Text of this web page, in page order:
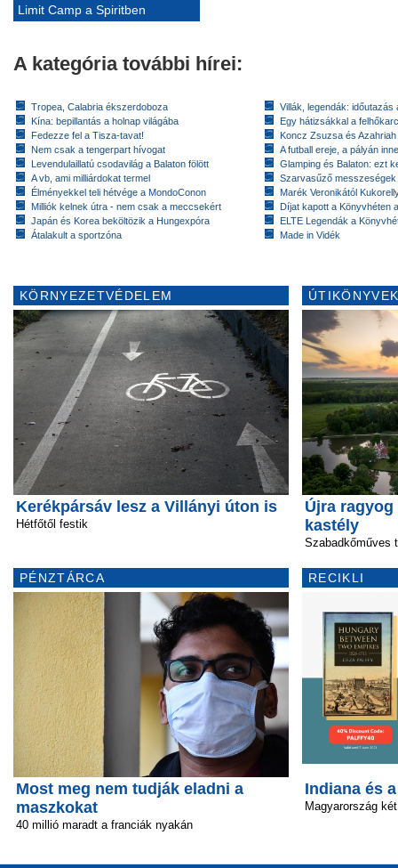
Limit Camp a Spiritben
A kategória további hírei:
Tropea, Calabria ékszerdoboza
Kína: bepillantás a holnap világába
Fedezze fel a Tisza-tavat!
Nem csak a tengerpart hívogat
Levendulaillatú csodavilág a Balaton fölött
A vb, ami milliárdokat termel
Élményekkel teli hétvége a MondoConon
Milliók kelnek útra - nem csak a meccsekért
Japán és Korea beköltözik a Hungexpóra
Átalakult a sportzóna
Villák, legendák: időutazás
Egy hátizsákkal a
Koncz Zsuzsa és
A futball ereje, a pályán
Glamping és Balaton: ezt
Szarvasűző messzeségek
Marék Veronikától
Díjat kapott a Könyvhéten
ELTE Legendák a
Made in Vidék
KÖRNYEZETVÉDELEM
Kerékpársáv lesz a Villányi úton is
Hétfőtől festik
PÉNZTÁRCA
Most meg nem tudják eladni a
maszkokat
40 millió maradt a franciák nyakán
Újra
kastély
Szabadkőműves
RECIKLI
Indiana és
Magyarország